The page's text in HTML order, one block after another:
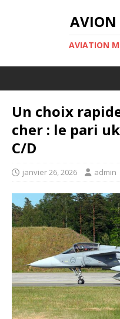
AVION
AVIATION
Un choix
cher : le pari
C/D
janvier 26, 2026 admin